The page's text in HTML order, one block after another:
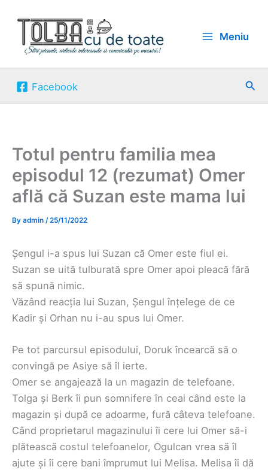
content
Meniu
Facebook
Totul pentru familia mea
episodul 12 (rezumat) Omer
află că Suzan este mama lui
By admin /25/11/2022
Șengul i-a spus lui Suzan că Omer este fiul ei.
Suzan se uită tulburată spre Omer apoi pleacă fără
să spună nimic.
Văzând reacția lui Suzan, Șengul înțelege de ce
Kadir și Orhan nu i-au spus lui Omer.
Pe tot parcursul episodului, Doruk încearcă să o
convingă pe Asiye să îl ierte.
Omer se angajează la un magazin de telefoane.
Tolga și Berk îi pun somnifere în ceai când este la
magazin și după ce adoarme, fură câteva telefoane.
Când proprietarul magazinului îi cere lui Omer să-i
plătească costul telefoanelor, Ogulcan vrea să îl
ajute și îi cere bani împrumut lui Melisa. Melisa îi dă